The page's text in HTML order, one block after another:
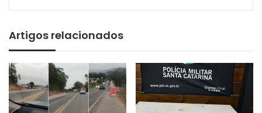
Artigos relacionados